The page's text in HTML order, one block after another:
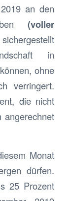
an den
(voller
in
ohne
verringert.
die nicht
angerechnet
Monat
dürfen.
25 Prozent